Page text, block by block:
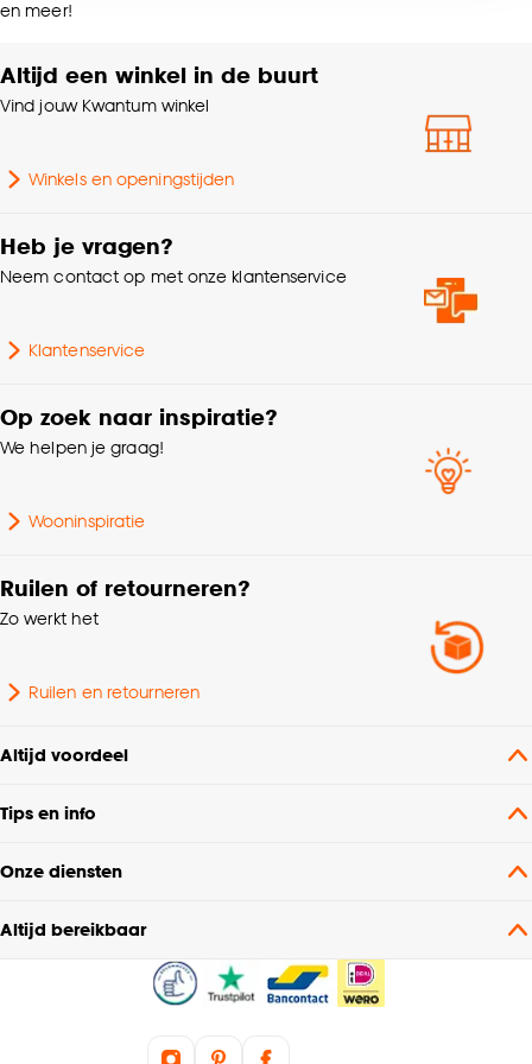
Goed om te weten is dat je deze keuze altijd nog
Breedte
Hoogte 79 CM
Geschikt voor Binnen
100% polyester + metalen
Zithoogte range
Gewicht
Lengte
Gebruiksklasse
en meer!
Altijd een winkel in de buurt
Vind jouw Kwantum winkel
Winkels en openingstijden
Heb je vragen?
Neem contact op met onze klantenservice
Klantenservice
Op zoek naar inspiratie?
We helpen je graag!
Wooninspiratie
Ruilen of retourneren?
Zo werkt het
Ruilen en retourneren
Altijd voordeel
Tips en info
Onze diensten
Altijd bereikbaar